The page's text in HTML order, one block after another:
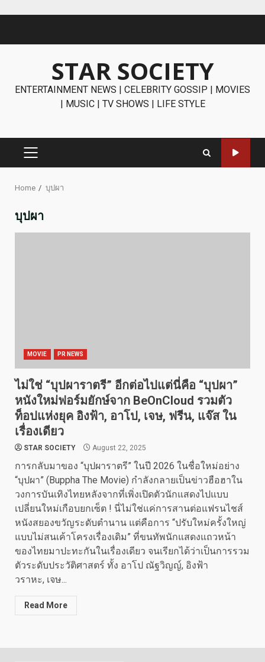
STAR SOCIETY
ENTERTAINMENT NEWS | CELEBRITY GOSSIP | MOVIES
| MUSIC | TV SHOWS | LIFE STYLE
PRIMARY
Home บุปผา
บุปผา
MOVIE PR NEWS
ไม่ใช่ “บุปผาราตรี” อีกต่อไปแต่นี่คือ “บุปผา”
หนังใหม่ฟอร์มยักษ์จาก BeOnCloud รวมตัว
ท็อปแห่งยุค อิงฟ้า, อาโป, เจษ, ฟรีน, แจ๊ส ใน
เรื่องเดียว
STAR SOCIETY August 22, 2025
การกลับมาของ “บุปผาราตรี” ในปี 2026 ในชื่อใหม่อย่าง
“บุปผา” (Buppha The Movie) กำลังกลายเป็นข่าวฮือฮาใน
วงการบันเทิงไทยหลังจากที่เพิ่งเปิดตัวนักแสดงไปแบบ
เปลี่ยนใหม่เกือบยกเซ็ต ! นี่ไม่ใช่แค่การสานต่อแฟรนไชส์
หนังสยองขวัญระดับตำนาน แต่คือการ “ปรับใหม่ครั้งใหญ่
แบบไม่สนเค้าโครงเรื่องเดิม” ที่ขนทัพนักแสดงแถวหน้า
ของไทยมาปะทะกันในเรื่องเดียว จนเรียกได้ว่าเป็นการรวม
ตัวระดับประวัติศาสตร์ ทั้ง อาโป ณัฐวิญญ์, อิงฟ้า
วราหะ, เจษ...
Read More